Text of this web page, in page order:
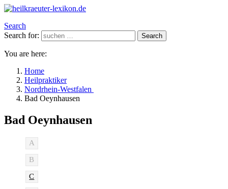
Search
Search for:
Search
You are here:
Home
Heilpraktiker
Nordrhein-Westfalen
Bad Oeynhausen
Bad Oeynhausen
A
B
C